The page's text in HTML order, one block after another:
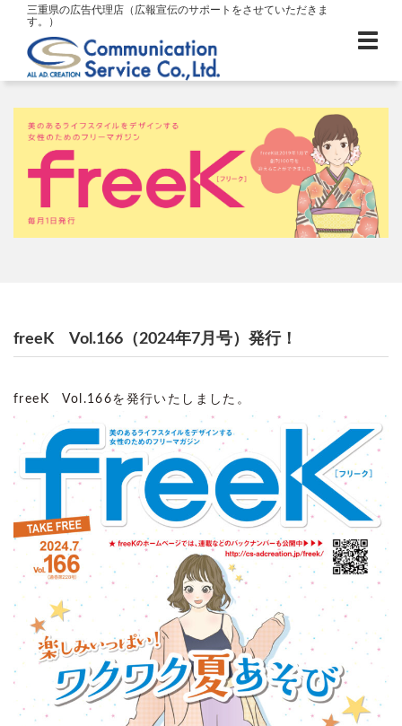
三重県の広告代理店（広報宣伝のサポートをさせていただきま
す。）
freeK Vol.166（2024年7月号）発行！
freeK Vol.166を発行いたしました。